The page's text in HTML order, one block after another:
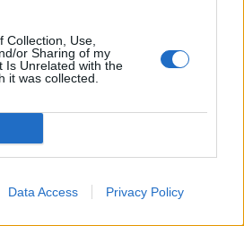
Collection, Use,
or Sharing of my
Is Unrelated with the
it was collected.
Data Access Privacy Policy
του Αυγούστου – Πάνω από
σήμερα από τα
η «μάχη» πριν από τις